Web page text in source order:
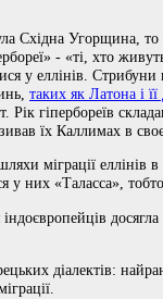
Східна Угорщина, то
- «ті, хто
у еллінів.
таких як Латона і її
гіпербореїв
їх Каллимах в
міграції еллінів
у них «Таласса»,
досягла
діалектів: